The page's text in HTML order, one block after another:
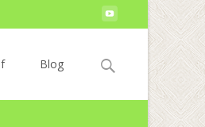
Blog
Search